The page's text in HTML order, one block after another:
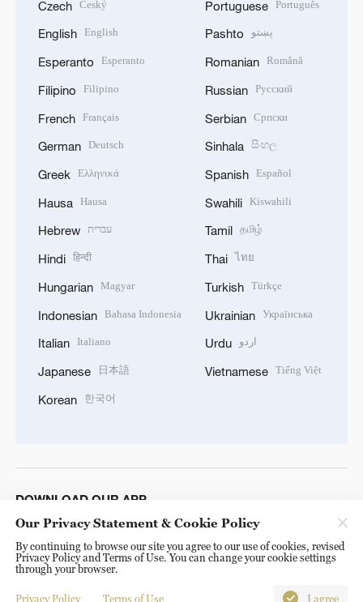
Czech Český
English English
Esperanto Esperanto
Filipino Filipino
French Français
German Deutsch
Greek Ελληνικά
Hausa Hausa
Hebrew עברית
Hindi हिन्दी
Hungarian Magyar
Indonesian Bahasa Indonesia
Italian Italiano
Japanese 日本語
Korean 한국어
Portuguese Português
Pashto پښتو
Romanian Română
Russian Русский
Serbian Српски
Sinhala සිංහල
Spanish Español
Swahili Kiswahili
Tamil தமிழ்
Thai ไทย
Turkish Türkçe
Ukrainian Українська
Urdu اردو
Vietnamese Tiếng Việt
DOWNLOAD OUR APP
Our Privacy Statement & Cookie Policy
By continuing to browse our site you agree to our use of cookies, revised
Privacy Policy and Terms of Use. You can change your cookie settings
through your browser.
Privacy Policy Terms of Use I agree